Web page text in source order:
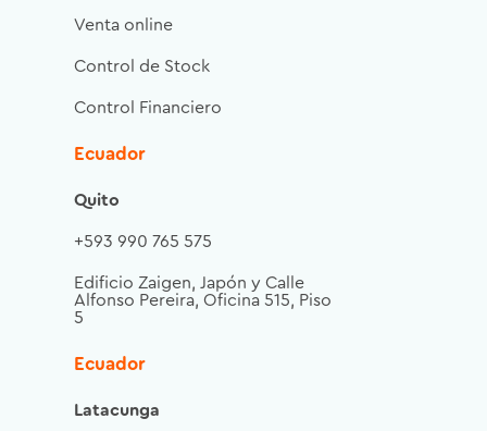
Venta online
Control de Stock
Control Financiero
Ecuador
Quito
+593 990 765 575
Edificio Zaigen, Japón y Calle
Alfonso Pereira, Oficina 515, Piso
5
Ecuador
Latacunga